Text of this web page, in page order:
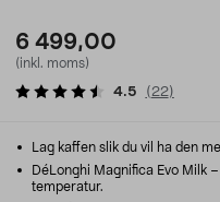
6 499,00
(inkl. moms)
4.5 ( 22)
Lag kaffen slik du vil ha den
DéLonghi Magnifica Evo Milk
temperatur.